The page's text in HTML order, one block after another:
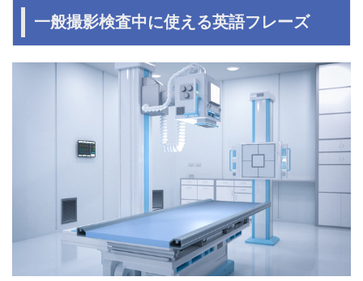
一般撮影検査中に使える英語フレーズ